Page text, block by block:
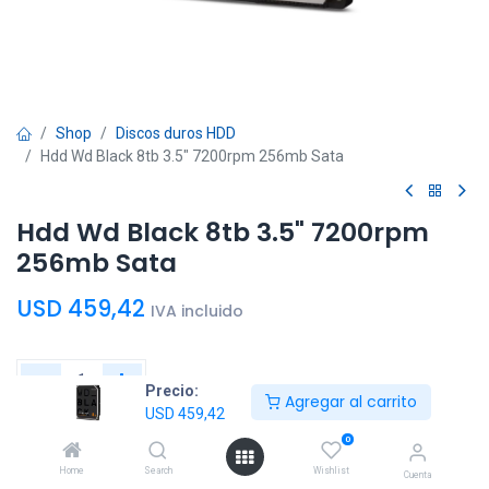
Precio:
USD 459,42
Agregar al carrito
Home Search
0
Wishlist Cuenta
Shop
Discos duros HDD
Hdd Wd Black 8tb 3.5" 7200rpm 256mb Sata
Hdd Wd Black 8tb 3.5" 7200rpm
256mb Sata
USD 459,42 IVA incluido
carrito
Comprar
ahora